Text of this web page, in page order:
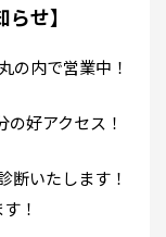
せ】
の内で営業中！
好アクセス！
断いたします！
！